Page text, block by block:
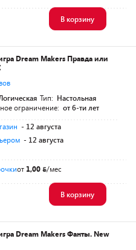
В корзину
Dream Makers Правда или
Тип: Настольная
ограничение: от 6-ти лет
- 12 августа
- 12 августа
от 1,00 /мес
В корзину
Dream Makers Фанты. New